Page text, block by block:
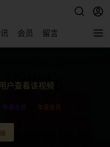
会员 留言
户查看该视频
季度会员 年度会员